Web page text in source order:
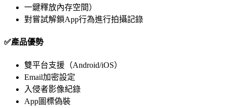
一鍵釋放內存空間）
對嘗試解鎖App行為進行拍攝記錄
✅產品優勢
雙平台支援（Android/iOS）
Email加密設定
入侵者影像紀錄
App圖標偽裝